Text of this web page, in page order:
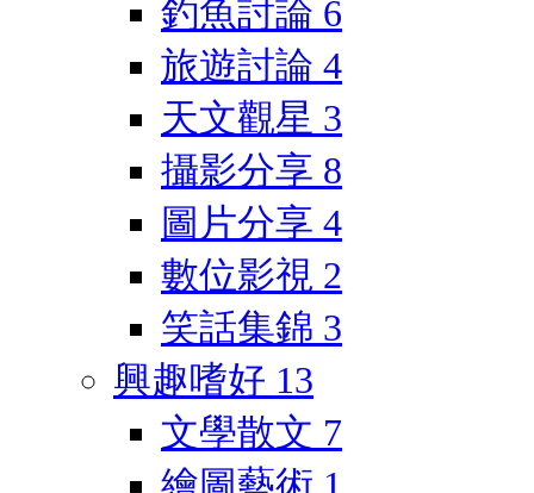
釣魚討論 6
旅遊討論 4
天文觀星 3
攝影分享 8
圖片分享 4
數位影視 2
笑話集錦 3
興趣嗜好 13
文學散文 7